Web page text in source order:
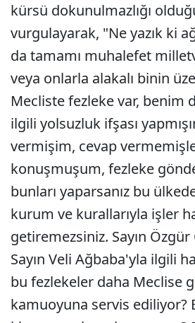
kürsü dokunulmazlığı
vurgulayarak, "Ne yazık ki
da tamamı muhalefet
veya onlarla alakalı binin
Mecliste fezleke var, benim
ilgili yolsuzluk ifşası
vermişim, cevap
konuşmuşum, fezleke
bunları yaparsanız bu
kurum ve kurallarıyla işler
getiremezsiniz. Sayın
Sayın Veli Ağbaba'yla ilgili
bu fezlekeler daha Meclise
kamuoyuna servis ediliyor?